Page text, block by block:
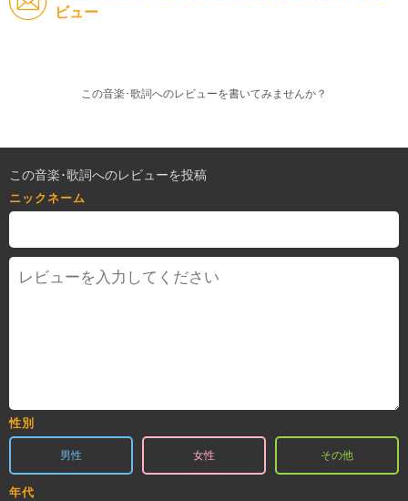
ビュー
この音楽･歌詞へのレビューを書いてみませんか？
この音楽･歌詞へのレビューを投稿
ニックネーム
性別
男性 女性 その他
年代